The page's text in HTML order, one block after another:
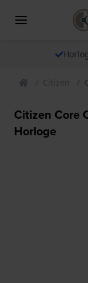
Citizen
Citizen Core
Horloge